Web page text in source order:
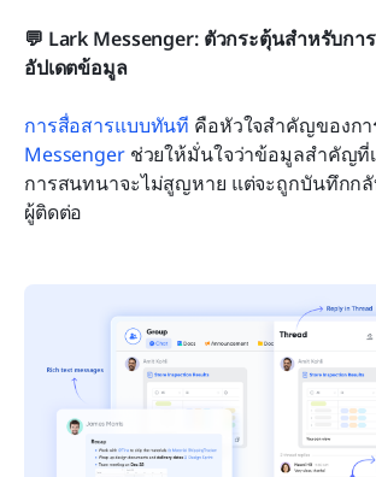
💬 Lark Messenger: ตัวกระตุ้นสำหรับกา
อัปเดตข้อมูล
การสื่อสารแบบทันที คือหัวใจสำคัญของกา
Messenger ช่วยให้มั่นใจว่าข้อมูลสำคัญที่
การสนทนาจะไม่สูญหาย แต่จะถูกบันทึกก
ผู้ติดต่อ